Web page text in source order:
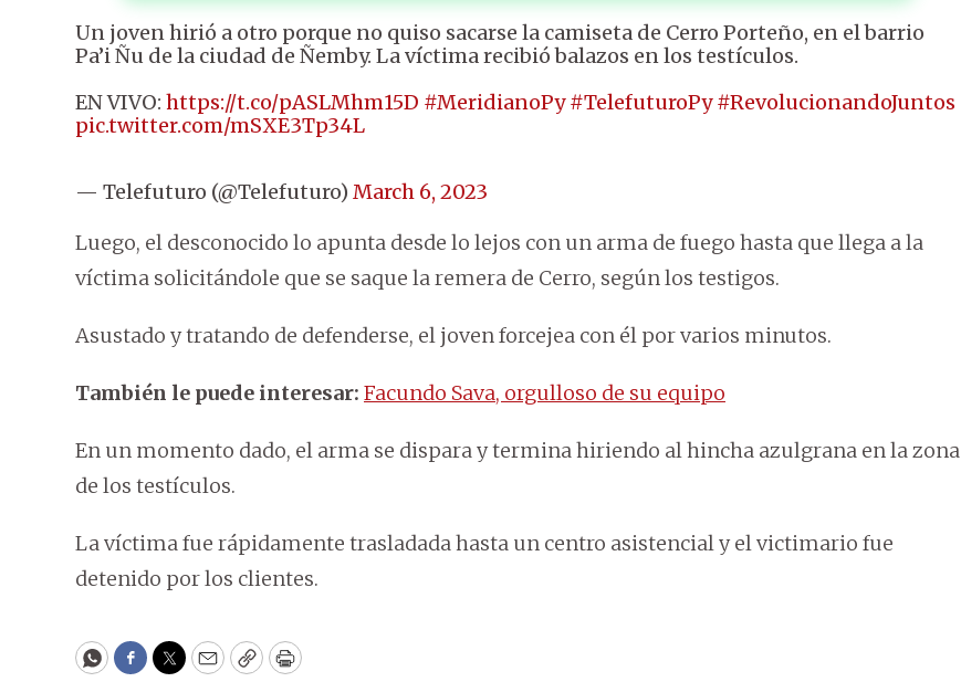
Un joven hirió a otro porque no quiso sacarse la camiseta de Cerro Porteño, en el barrio
Pa’i Ñu de la ciudad de Ñemby. La víctima recibió balazos en los testículos.
EN VIVO: https://t.co/pASLMhm15D #MeridianoPy #TelefuturoPy #RevolucionandoJuntos
pic.twitter.com/mSXE3Tp34L
— Telefuturo (@Telefuturo) March 6, 2023
Luego, el desconocido lo apunta desde lo lejos con un arma de fuego hasta que llega a la
víctima solicitándole que se saque la remera de Cerro, según los testigos.
Asustado y tratando de defenderse, el joven forcejea con él por varios minutos.
También le puede interesar: Facundo Sava, orgulloso de su equipo
En un momento dado, el arma se dispara y termina hiriendo al hincha azulgrana en la zona
de los testículos.
La víctima fue rápidamente trasladada hasta un centro asistencial y el victimario fue
detenido por los clientes.
WhatsApp
Facebook
Twitter
EmailCopyPrint